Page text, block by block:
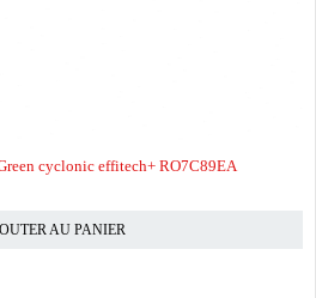
cyclonic effitech+ RO7C89EA
AU PANIER